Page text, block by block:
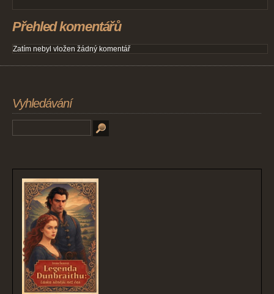
Přehled komentářů
Zatím nebyl vložen žádný komentář
Vyhledávání